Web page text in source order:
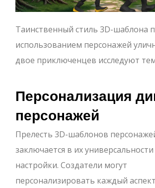
Таинственный стиль 3D-шаблона
использованием персонажей
двое приключенцев исследуют
Персонализация
персонажей
Прелесть 3D-шаблонов
заключается в их
настройки. Создатели могут
персонализировать каждый